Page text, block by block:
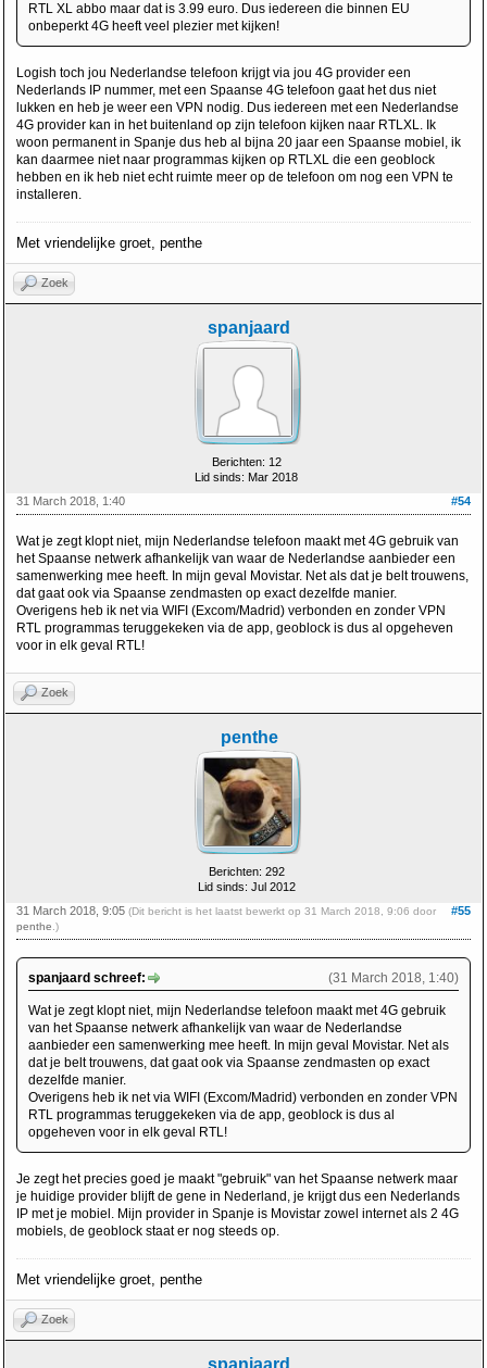
RTL XL abbo maar dat is 3.99 euro. Dus iedereen die binnen EU
onbeperkt 4G heeft veel plezier met kijken!
Logish toch jou Nederlandse telefoon krijgt via jou 4G provider een
Nederlands IP nummer, met een Spaanse 4G telefoon gaat het dus niet
lukken en heb je weer een VPN nodig. Dus iedereen met een Nederlandse
4G provider kan in het buitenland op zijn telefoon kijken naar RTLXL. Ik
woon permanent in Spanje dus heb al bijna 20 jaar een Spaanse mobiel, ik
kan daarmee niet naar programmas kijken op RTLXL die een geoblock
hebben en ik heb niet echt ruimte meer op de telefoon om nog een VPN te
installeren.
Met vriendelijke groet, penthe
Zoek
spanjaard
Berichten: 12
Lid sinds: Mar 2018
#54
31 March 2018, 1:40
Wat je zegt klopt niet, mijn Nederlandse telefoon maakt met 4G gebruik van
het Spaanse netwerk afhankelijk van waar de Nederlandse aanbieder een
samenwerking mee heeft. In mijn geval Movistar. Net als dat je belt trouwens,
dat gaat ook via Spaanse zendmasten op exact dezelfde manier.
Overigens heb ik net via WIFI (Excom/Madrid) verbonden en zonder VPN
RTL programmas teruggekeken via de app, geoblock is dus al opgeheven
voor in elk geval RTL!
Zoek
penthe
Berichten: 292
Lid sinds: Jul 2012
#55
31 March 2018, 9:05 (Dit bericht is het laatst bewerkt op 31 March 2018, 9:06 door
penthe .)
(31 March 2018, 1:40)
spanjaard schreef:
Wat je zegt klopt niet, mijn Nederlandse telefoon maakt met 4G gebruik
van het Spaanse netwerk afhankelijk van waar de Nederlandse
aanbieder een samenwerking mee heeft. In mijn geval Movistar. Net als
dat je belt trouwens, dat gaat ook via Spaanse zendmasten op exact
dezelfde manier.
Overigens heb ik net via WIFI (Excom/Madrid) verbonden en zonder VPN
RTL programmas teruggekeken via de app, geoblock is dus al
opgeheven voor in elk geval RTL!
Je zegt het precies goed je maakt "gebruik" van het Spaanse netwerk maar
je huidige provider blijft de gene in Nederland, je krijgt dus een Nederlands
IP met je mobiel. Mijn provider in Spanje is Movistar zowel internet als 2 4G
mobiels, de geoblock staat er nog steeds op.
Met vriendelijke groet, penthe
Zoek
spanjaard